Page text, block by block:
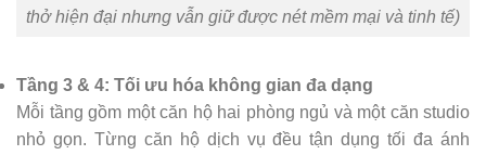
thở hiện đại nhưng vẫn giữ được nét mềm mại và tinh tế)
Tầng 3 & 4: Tối ưu hóa không gian đa dạng
Mỗi tầng gồm một căn hộ hai phòng ngủ và một căn studio
nhỏ gọn. Từng căn hộ dịch vụ đều tận dụng tối đa ánh